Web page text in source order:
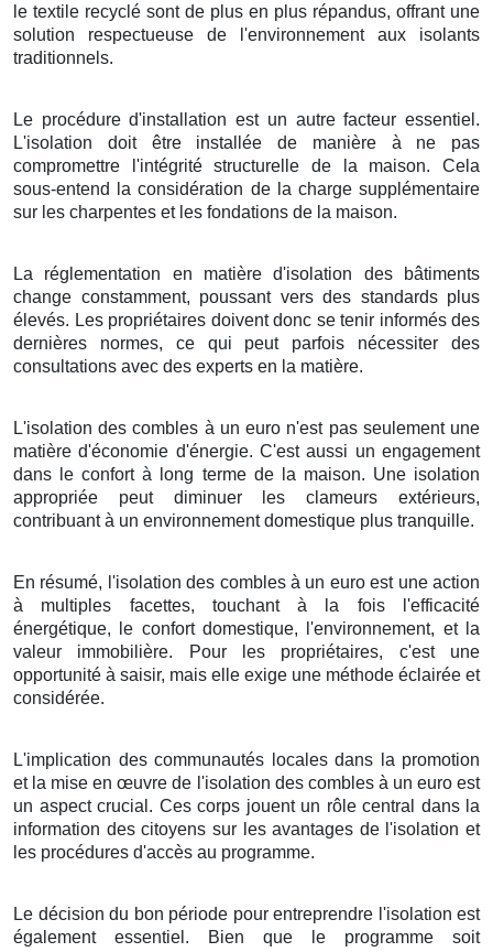
le textile recyclé sont de plus en plus répandus, offrant une
solution respectueuse de l'environnement aux isolants
traditionnels.
Le procédure d'installation est un autre facteur essentiel.
L'isolation doit être installée de manière à ne pas
compromettre l'intégrité structurelle de la maison. Cela
sous-entend la considération de la charge supplémentaire
sur les charpentes et les fondations de la maison.
La réglementation en matière d'isolation des bâtiments
change constamment, poussant vers des standards plus
élevés. Les propriétaires doivent donc se tenir informés des
dernières normes, ce qui peut parfois nécessiter des
consultations avec des experts en la matière.
L'isolation des combles à un euro n'est pas seulement une
matière d'économie d'énergie. C'est aussi un engagement
dans le confort à long terme de la maison. Une isolation
appropriée peut diminuer les clameurs extérieurs,
contribuant à un environnement domestique plus tranquille.
En résumé, l'isolation des combles à un euro est une action
à multiples facettes, touchant à la fois l'efficacité
énergétique, le confort domestique, l'environnement, et la
valeur immobilière. Pour les propriétaires, c'est une
opportunité à saisir, mais elle exige une méthode éclairée et
considérée.
L'implication des communautés locales dans la promotion
et la mise en œuvre de l'isolation des combles à un euro est
un aspect crucial. Ces corps jouent un rôle central dans la
information des citoyens sur les avantages de l'isolation et
les procédures d'accès au programme.
Le décision du bon période pour entreprendre l'isolation est
également essentiel. Bien que le programme soit